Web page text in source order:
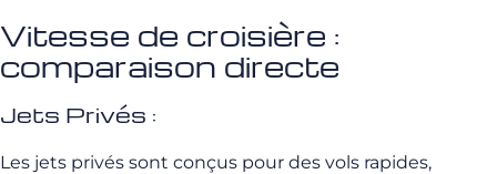
Vitesse de croisière :
comparaison directe
Jets Privés :
Les jets privés sont conçus pour des vols rapides,